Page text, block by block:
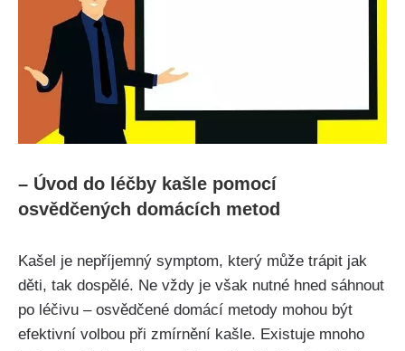
– Úvod do léčby kašle pomocí
osvědčených domácích metod
Kašel ⁤je‌ nepříjemný symptom, který může trápit jak
děti, tak ‌dospělé. Ne vždy je však ​nutné hned sáhnout
‌po léčivu – osvědčené domácí metody mohou být
efektivní volbou při zmírnění kašle. ⁤Existuje mnoho